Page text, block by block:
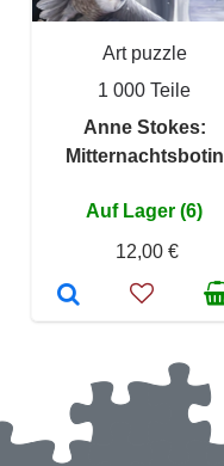
Art puzzle
1 000 Teile
Anne Stokes:
Mitternachtsbotin
Auf Lager (6)
12,00 €